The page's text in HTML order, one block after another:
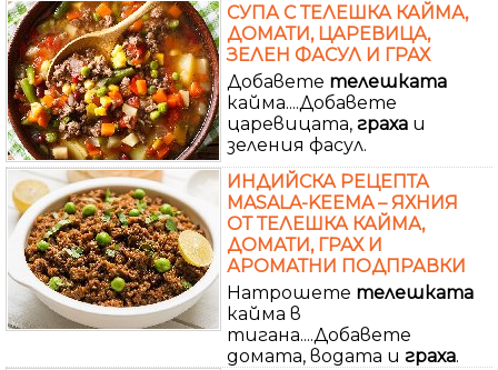
СУПА С ТЕЛЕШКА КАЙМА,
ДОМАТИ, ЦАРЕВИЦА,
ЗЕЛЕН ФАСУЛ И ГРАХ
Добавете телешката
кайма....Добавете
царевицата, граха и
зеления фасул.
ИНДИЙСКА РЕЦЕПТА
MASALA-KEEMA – ЯХНИЯ
ОТ ТЕЛЕШКА КАЙМА,
ДОМАТИ, ГРАХ И
АРОМАТНИ ПОДПРАВКИ
Натрошете телешката
кайма в
тигана....Добавете
домата, водата и граха.